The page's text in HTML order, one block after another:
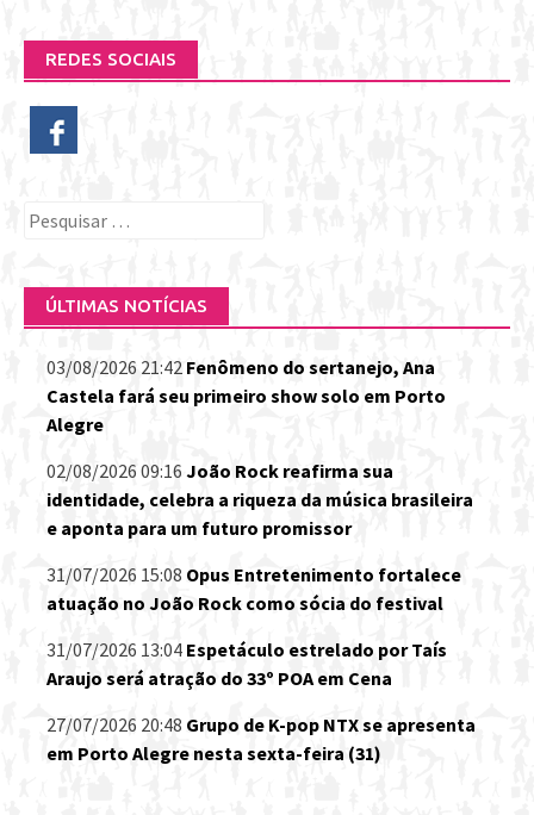
REDES SOCIAIS
Pesquisar
ÚLTIMAS NOTÍCIAS
03/08/2026 21:42 Fenômeno do sertanejo, Ana
Castela fará seu primeiro show solo em Porto
Alegre
02/08/2026 09:16 João Rock reafirma sua
identidade, celebra a riqueza da música brasileira
e aponta para um futuro promissor
31/07/2026 15:08 Opus Entretenimento fortalece
atuação no João Rock como sócia do festival
31/07/2026 13:04 Espetáculo estrelado por Taís
Araujo será atração do 33º POA em Cena
27/07/2026 20:48 Grupo de K-pop NTX se apresenta
em Porto Alegre nesta sexta-feira (31)